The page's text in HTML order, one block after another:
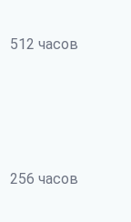
512 часов
256 часов